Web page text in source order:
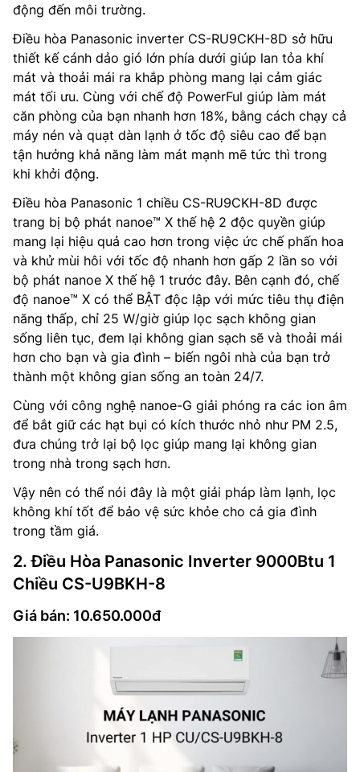
động đến môi trường.
Điều hòa Panasonic inverter CS-RU9CKH-8D sở hữu
thiết kế cánh dảo gió lớn phía dưới giúp lan tỏa khí
mát và thoải mái ra khắp phòng mang lại cảm giác
mát tối ưu. Cùng với chế độ PowerFul giúp làm mát
căn phòng của bạn nhanh hơn 18%, bằng cách chạy cả
máy nén và quạt dàn lạnh ở tốc độ siêu cao để bạn
tận hưởng khả năng làm mát mạnh mẽ tức thì trong
khi khởi động.
Điều hòa Panasonic 1 chiều CS-RU9CKH-8D được
trang bị bộ phát nanoe™ X thế hệ 2 độc quyền giúp
mang lại hiệu quả cao hơn trong việc ức chế phấn hoa
và khử mùi hôi với tốc độ nhanh hơn gấp 2 lần so với
bộ phát nanoe X thế hệ 1 trước đây. Bên cạnh đó, chế
độ nanoe™ X có thể BẬT độc lập với mức tiêu thụ điện
năng thấp, chỉ 25 W/giờ giúp lọc sạch không gian
sống liên tục, đem lại không gian sạch sẽ và thoải mái
hơn cho bạn và gia đình – biến ngôi nhà của bạn trở
thành một không gian sống an toàn 24/7.
Cùng với công nghệ nanoe-G giải phóng ra các ion âm
để bắt giữ các hạt bụi có kích thước nhỏ như PM 2.5,
đưa chúng trở lại bộ lọc giúp mang lại không gian
trong nhà trong sạch hơn.
Vậy nên có thể nói đây là một giải pháp làm lạnh, lọc
không khí tốt để bảo vệ sức khỏe cho cả gia đình
trong tầm giá.
2. Điều Hòa Panasonic Inverter 9000Btu 1
Chiều CS-U9BKH-8
Giá bán: 10.650.000đ